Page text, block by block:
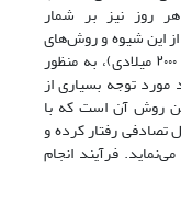
روز نیز بر شمار
این شیوه و روش‌های
بسط یافته آن در سال‌های اخیر (بعد از سال ۲۰۰۰ میلادی)، به منظور
توجه بسیاری از
روش آن است که با
تصادفی رفتار کرده و
فرآیند انجام